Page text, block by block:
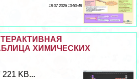
18 07 2026 10:50:48
ХИМИЧЕСКИХ
KB...